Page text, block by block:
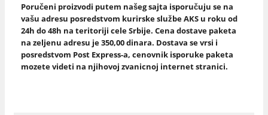
Poručeni proizvodi putem našeg sajta isporučuju se na
vašu adresu posredstvom kurirske službe AKS u roku od
24h do 48h na teritoriji cele Srbije. Cena dostave paketa
na zeljenu adresu je 350,00 dinara. Dostava se vrsi i
posredstvom Post Express-a, cenovnik isporuke paketa
mozete videti na njihovoj zvanicnoj internet stranici.